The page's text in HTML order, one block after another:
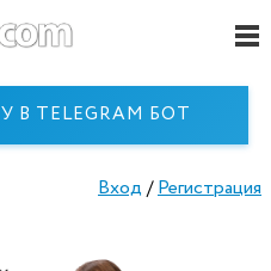
TELEGRAM БОТ
Вход /Регистрация